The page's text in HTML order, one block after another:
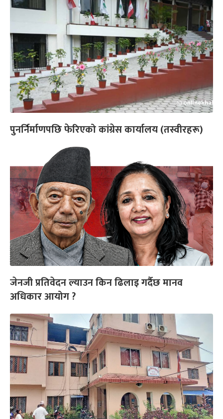
पुनर्निर्माणपछि फेरिएको कांग्रेस कार्यालय (तस्वीरहरू)
जेनजी प्रतिवेदन ल्याउन किन ढिलाइ गर्दैछ मानव
अधिकार आयोग ?